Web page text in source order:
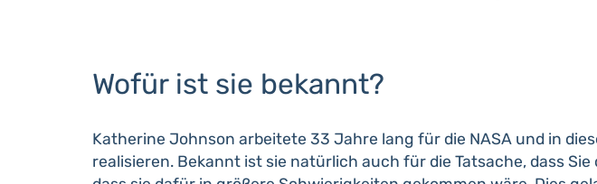
Wofür ist sie bekannt?
Katherine Johnson arbeitete 33 Jahre lang für die NASA und in
realisieren. Bekannt ist sie natürlich auch für die Tatsache, dass